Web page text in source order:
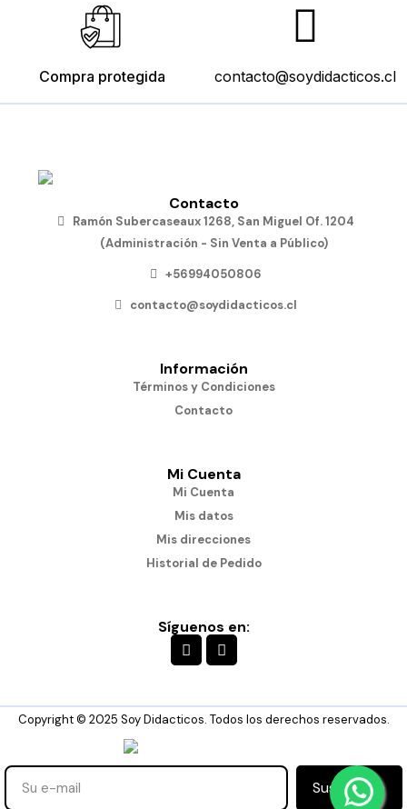
Compra protegida contacto@soydidacticos.cl
Contacto
Ramón Subercaseaux 1268, San Miguel Of. 1204
(Administración - Sin Venta a Público)
+56994050806
contacto@soydidacticos.cl
Información
Términos y Condiciones
Contacto
Mi Cuenta
Mi Cuenta
Mis datos
Mis direcciones
Historial de Pedido
Síguenos en:
Copyright © 2025 Soy Didacticos. Todos los derechos reservados.
Suscribirse